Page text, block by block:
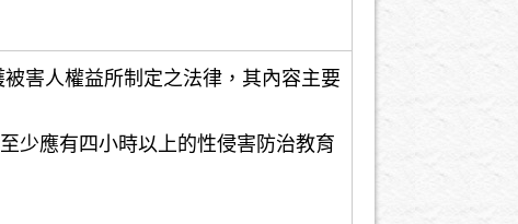
害人權益所制定之法律，其內容主要
少應有四小時以上的性侵害防治教育